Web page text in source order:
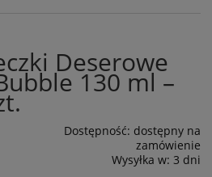
Deserowe
130 ml –
Dostępność: dostępny na
zamówienie
Wysyłka w: 3 dni